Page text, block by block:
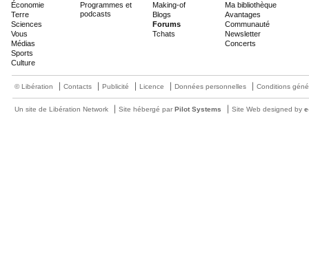
Économie
Terre
Sciences
Vous
Médias
Sports
Culture
Programmes et
podcasts
Making-of
Blogs
Forums
Tchats
Ma bibliothèque
Avantages
Communauté
Newsletter
Concerts
© Libération Contacts Publicité Licence Données personnelles Conditions
Un site de Libération Network Site hébergé par Pilot Systems Site Web designed by